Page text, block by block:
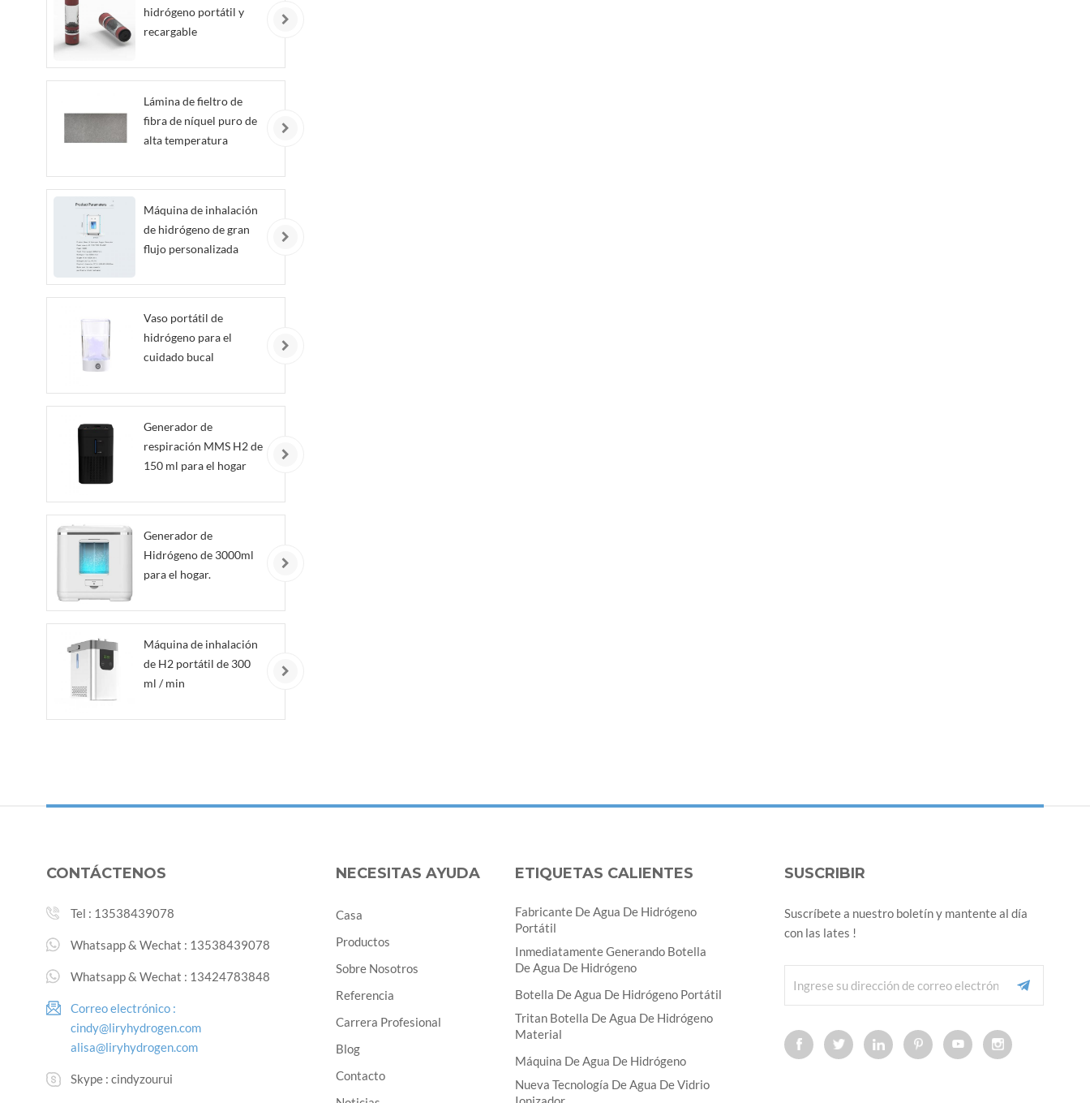
hidrógeno portátil y
recargable
Lámina de fieltro de
fibra de níquel puro de
alta temperatura
Máquina de inhalación
de hidrógeno de gran
flujo personalizada
Vaso portátil de
hidrógeno para el
cuidado bucal
Generador de
respiración MMS H2 de
150 ml para el hogar
Generador de
Hidrógeno de 3000ml
para el hogar.
Máquina de inhalación
de H2 portátil de 300
ml / min
CONTÁCTENOS
Tel : 13538439078
Whatsapp & Wechat : 13538439078
Whatsapp & Wechat : 13424783848
Correo electrónico :
cindy@liryhydrogen.com
alisa@liryhydrogen.com
Skype : cindyzourui
SUSCRIBIR
Suscríbete a nuestro boletín y mantente al día
con las lates !
NECESITAS AYUDA
Casa
Productos
Sobre Nosotros
Referencia
Carrera Profesional
Blog
Contacto
ETIQUETAS CALIENTES
Fabricante De Agua De Hidrógeno
Portátil
Inmediatamente Generando Botella
De Agua De Hidrógeno
Botella De Agua De Hidrógeno Portátil
Tritan Botella De Agua De Hidrógeno
Material
Máquina De Agua De Hidrógeno
Nueva Tecnología De Agua De Vidrio